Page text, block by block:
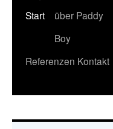
Springe
Inhalt
Start
über Paddy
Boy
Referenzen Kontakt